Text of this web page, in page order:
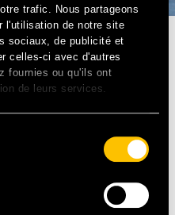
trafic. Nous partageons
l'utilisation de notre site
sociaux, de publicité et
celles-ci avec d'autres
fournies ou qu'ils ont
de leurs services.
l’ambiance club, The
énergie brute et d’un
qui lui ont permis de faire
scène avec un power duo